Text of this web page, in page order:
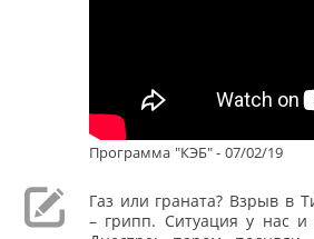
Программа "КЭБ" - 07/02/19
Газ или граната? Взрыв в
– грипп. Ситуация у нас и